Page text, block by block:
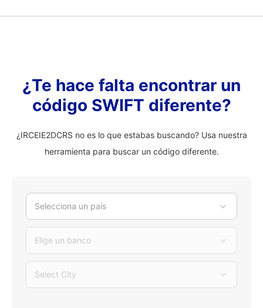
¿Te hace falta encontrar un
código SWIFT diferente?
¿IRCEIE2DCRS no es lo que estabas buscando? Usa nuestra
herramienta para buscar un código diferente.
Selecciona un país
Elige un banco
Select City